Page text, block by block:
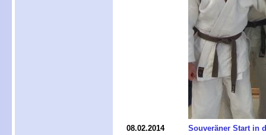
08.02.2014
Souveräner Start in